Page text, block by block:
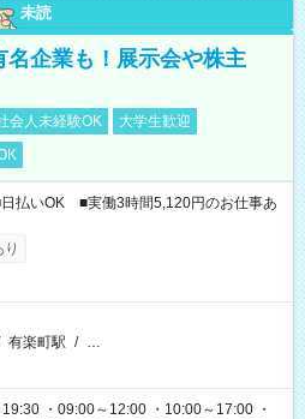
未読
名企業も！展示会や株主
会人未経験OK
大学生歓迎
払いOK ■実働3時間5,120円のお仕事あ
有楽町駅 / …
・09:00～12:00 ・10:00～17:00 ・